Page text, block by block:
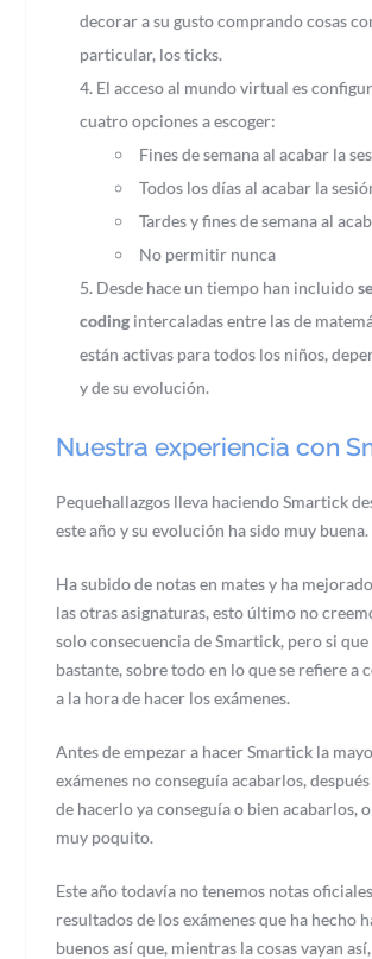
decorar a su gusto comprando cosas
particular, los ticks.
El acceso al mundo virtual es
cuatro opciones a escoger:
Fines de semana al acabar la
Todos los días al acabar la
Tardes y fines de semana al
No permitir nunca
Desde hace un tiempo han incluido
coding intercaladas entre las de
están activas para todos los niños,
y de su evolución.
Nuestra experiencia con
Pequehallazgos lleva haciendo Smartick
este año y su evolución ha sido muy buena.
Ha subido de notas en mates y ha
las otras asignaturas, esto último no
solo consecuencia de Smartick, pero si
bastante, sobre todo en lo que se refiere a
a la hora de hacer los exámenes.
Antes de empezar a hacer Smartick la
exámenes no conseguía acabarlos,
de hacerlo ya conseguía o bien acabarlos,
muy poquito.
Este año todavía no tenemos notas
resultados de los exámenes que ha hecho
buenos así que, mientras la cosas vayan